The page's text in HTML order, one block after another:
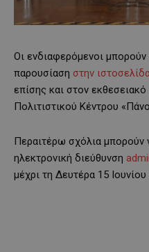
Οι ενδιαφερόμενοι μπορούν
παρουσίαση στην
επίσης και στον
Πολιτιστικού Κέντρου
Περαιτέρω σχόλια μπορούν
ηλεκτρονική διεύθυνση
μέχρι τη Δευτέρα 15 Ιουνίου